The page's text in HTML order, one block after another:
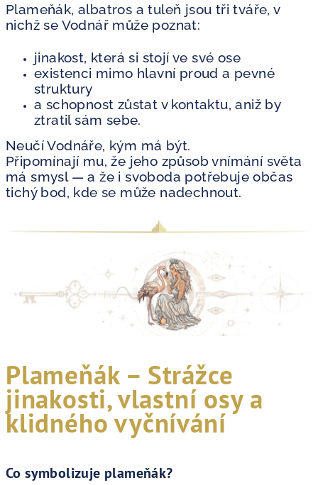
Plameňák, albatros a tuleň jsou tři tváře, v
nichž se Vodnář může poznat:
jinakost, která si stojí ve své ose
existenci mimo hlavní proud a pevné
struktury
a schopnost zůstat v kontaktu, aniž by
ztratil sám sebe.
Neučí Vodnáře, kým má být.
Připomínají mu, že jeho způsob vnímání světa
má smysl — a že i svoboda potřebuje občas
tichý bod, kde se může nadechnout.
Plameňák – Strážce
jinakosti, vlastní osy a
klidného vyčnívání
Co symbolizuje plameňák?